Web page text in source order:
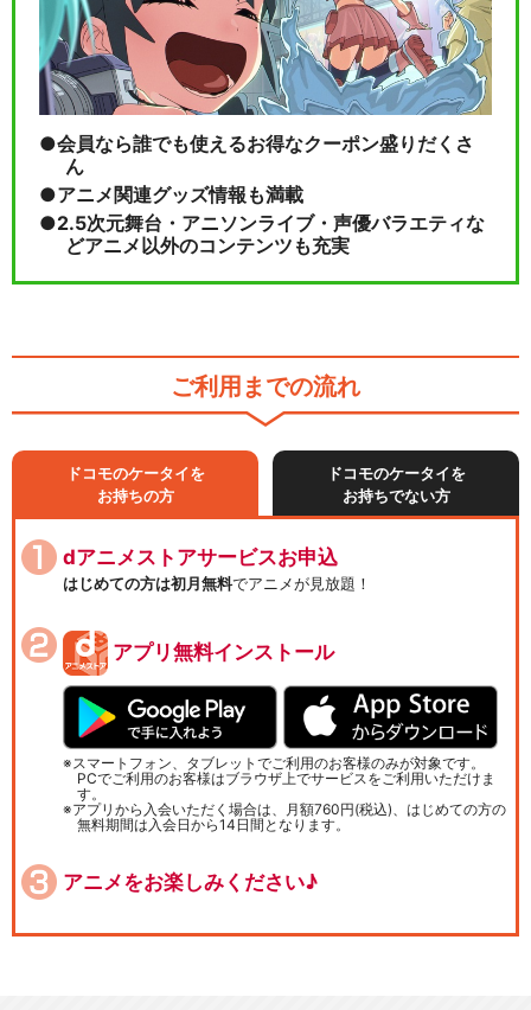
会員なら誰でも使えるお得なクーポン盛りだくさ
ん
アニメ関連グッズ情報も満載
2.5次元舞台・アニソンライブ・声優バラエティな
どアニメ以外のコンテンツも充実
ご利用までの流れ
ドコモのケータイを
お持ちの方
ドコモのケータイを
お持ちでない方
dアニメストアサービスお申込
はじめての方は初月無料でアニメが見放題！
アプリ無料インストール
スマートフォン、タブレットでご利用のお客様のみが対象です。
PCでご利用のお客様はブラウザ上でサービスをご利用いただけま
す。
アプリから入会いただく場合は、月額760円(税込)、はじめての方の
無料期間は入会日から14日間となります。
アニメをお楽しみください♪